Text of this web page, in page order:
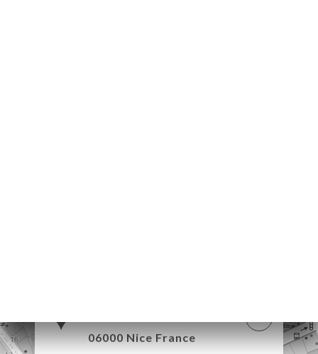
06000 Nice France